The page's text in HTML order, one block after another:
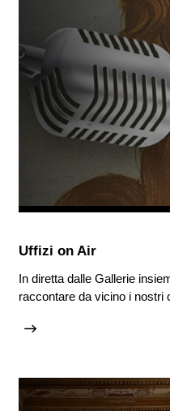
Uffizi on Air
In diretta dalle Gallerie
raccontare da vicino i nostri